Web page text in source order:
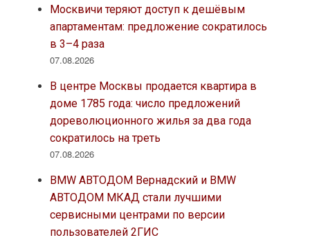
Москвичи теряют доступ к дешёвым
апартаментам: предложение сократилось
в 3–4 раза
07.08.2026
В центре Москвы продается квартира в
доме 1785 года: число предложений
дореволюционного жилья за два года
сократилось на треть
07.08.2026
BMW АВТОДОМ Вернадский и BMW
АВТОДОМ МКАД стали лучшими
сервисными центрами по версии
пользователей 2ГИС